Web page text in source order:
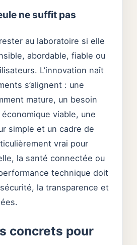
ne suffit pas
au laboratoire si elle
abordable, fiable ou
L’innovation naît
s’alignent : une
mature, un besoin
viable, une
simple et un cadre de
vrai pour
la santé connectée ou
technique doit
la transparence et
concrets pour